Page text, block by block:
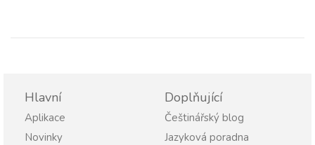
Hlavní
Aplikace
Novinky
Doplňující
Češtinářský blog
Jazyková poradna